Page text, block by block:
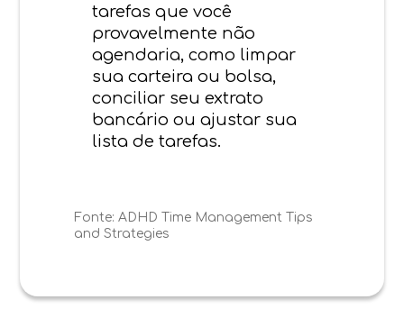
tarefas que você
provavelmente não
agendaria, como limpar
sua carteira ou bolsa,
conciliar seu extrato
bancário ou ajustar sua
lista de tarefas.
Fonte: ADHD Time Management Tips
and Strategies